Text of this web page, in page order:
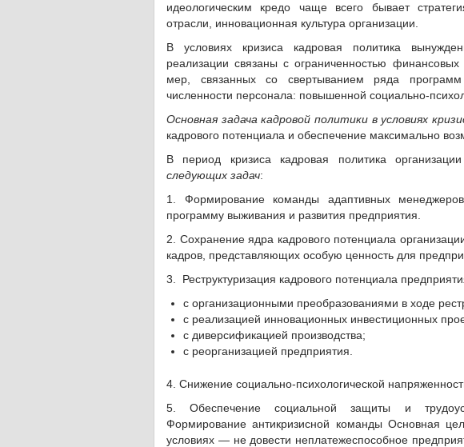
идеологическим кредо чаще всего бывает
отрасли, инновационная культура организации.
В условиях кризиса кадровая политика
реализации связаны с ограниченностью
мер, связанных со свертыванием ряда
численности персонала: повышенной социально-
Основная задача кадровой политики в условиях
кадрового потенциала и обеспечение максимально
В период кризиса кадровая политика
следующих задач:
1. Формирование команды адаптивных
программу выживания и развития предприятия.
2. Сохранение ядра кадрового потенциала
кадров, представляющих особую ценность для
3. Реструктуризация кадрового потенциала
с организационными преобразованиями в ходе
с реализацией инновационных инвестиционных
с диверсификацией производства;
с реорганизацией предприятия.
4. Снижение социально-психологической
5. Обеспечение социальной защиты и
Формирование антикризисной команды Основная
условиях — не довести неплатежеспособное